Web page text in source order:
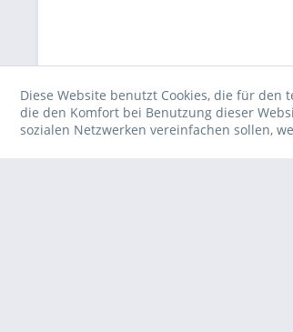
Diese Website benutzt Cookies, die für
die den Komfort bei Benutzung dieser
sozialen Netzwerken vereinfachen sollen,